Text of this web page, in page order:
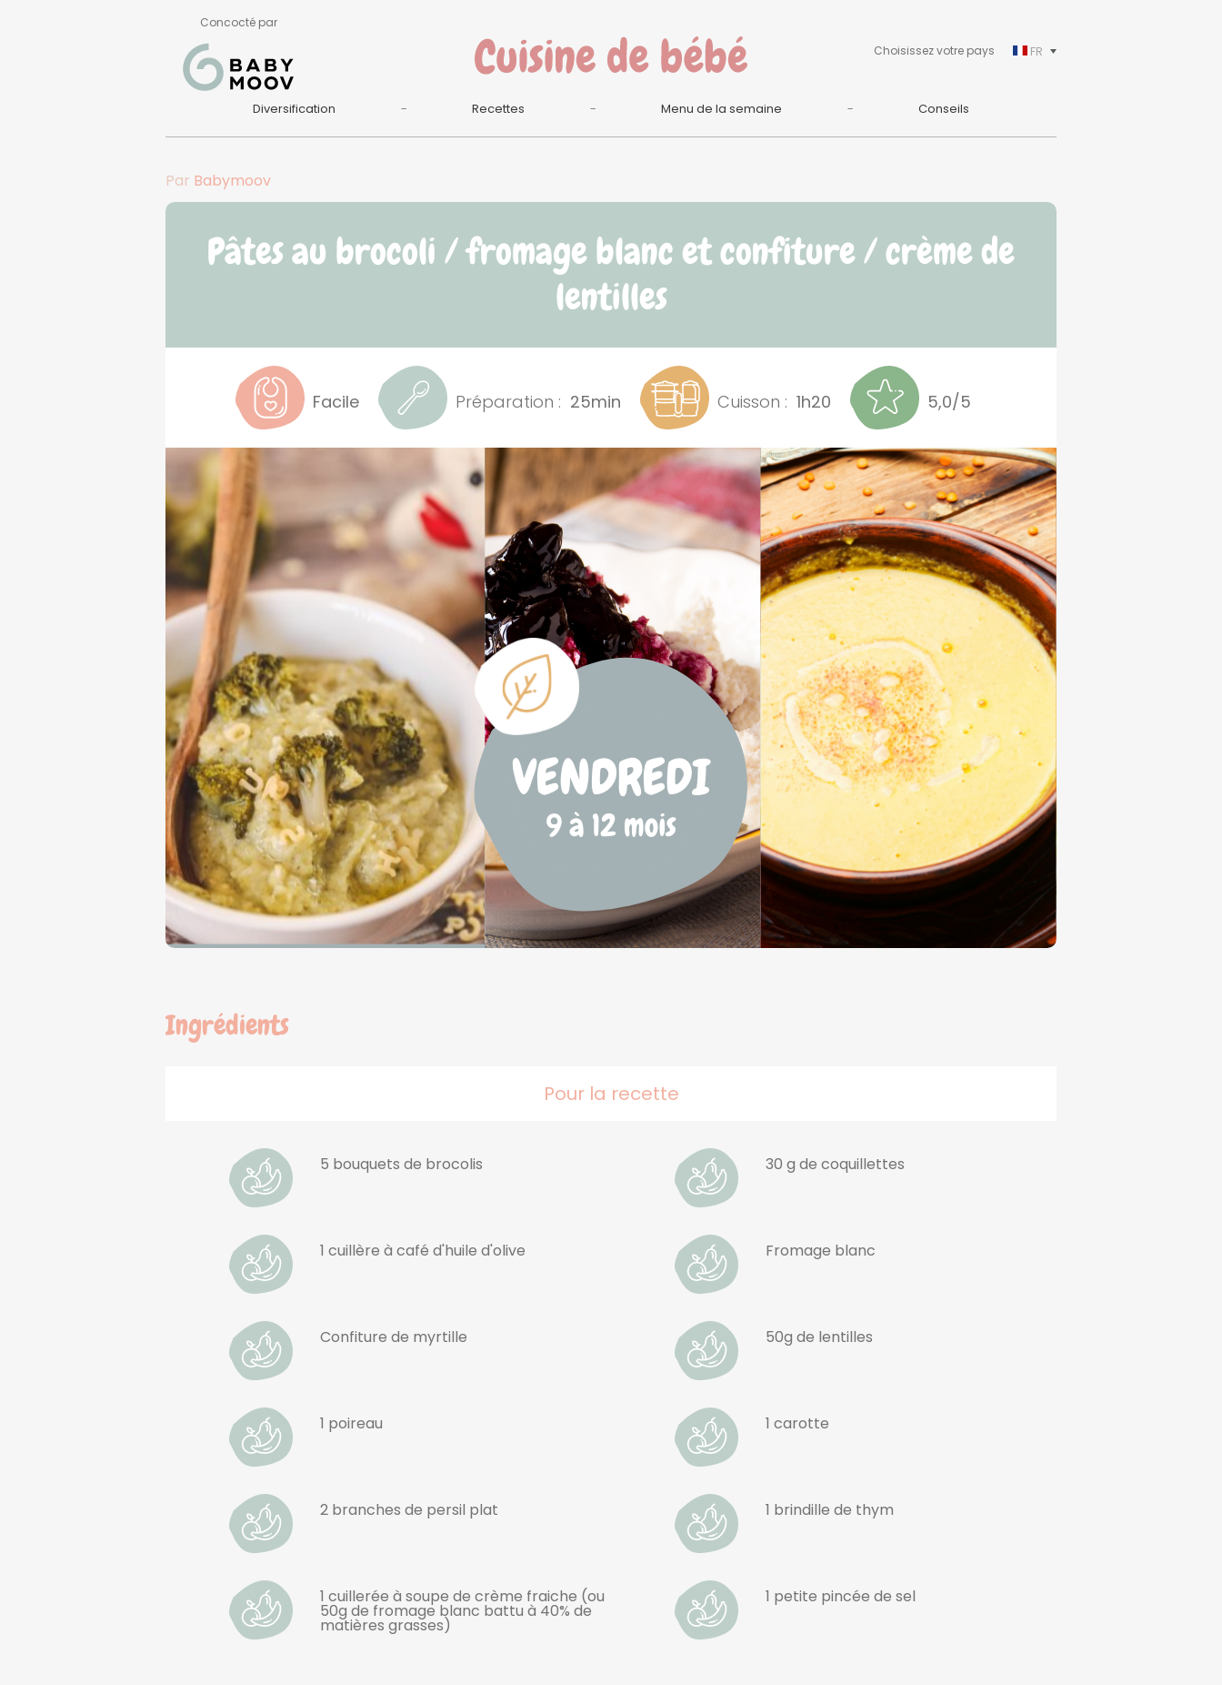
Concocté par
Choisissez votre pays
FR
Diversification Recettes Menu de la semaine Conseils
Par Babymoov
Pâtes au brocoli / fromage blanc et confiture / crème de
lentilles
Facile Préparation : 25min Cuisson : 1h20 5,0/5
Ingrédients
Pour la recette
5 bouquets de brocolis 30 g de coquillettes
1 cuillère à café d'huile d'olive Fromage blanc
Confiture de myrtille 50g de lentilles
1 poireau 1 carotte
2 branches de persil plat 1 brindille de thym
1 cuillerée à soupe de crème fraiche (ou
50g de fromage blanc battu à 40% de
matières grasses)
1 petite pincée de sel